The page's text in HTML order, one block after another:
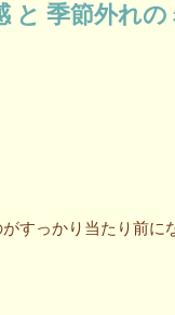
と 季節外れ
すっかり当たり前に